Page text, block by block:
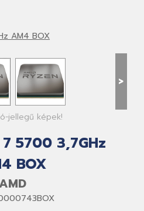
AM4 BOX
>
jellegű képek!
5700 3,7GHz
BOX